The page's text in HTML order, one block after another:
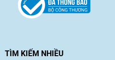
TÌM KIẾM NHIỀU